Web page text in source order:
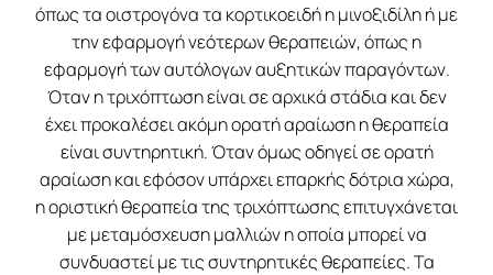
όπως τα οιστρογόνα τα κορτικοειδή η μινοξιδίλη ή με
την εφαρμογή νεότερων θεραπειών, όπως η
εφαρμογή των αυτόλογων αυξητικών παραγόντων.
Όταν η τριχόπτωση είναι σε αρχικά στάδια και δεν
έχει προκαλέσει ακόμη ορατή αραίωση η θεραπεία
είναι συντηρητική. Όταν όμως οδηγεί σε ορατή
αραίωση και εφόσον υπάρχει επαρκής δότρια χώρα,
η οριστική θεραπεία της τριχόπτωσης επιτυγχάνεται
με μεταμόσχευση μαλλιών η οποία μπορεί να
συνδυαστεί με τις συντηρητικές θεραπείες. Τα